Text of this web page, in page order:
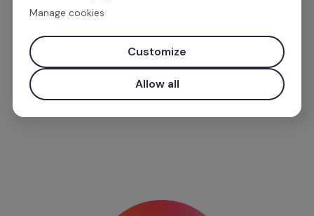
Baixar Case de Sucesso
Manage cookies
Customize
Allow all